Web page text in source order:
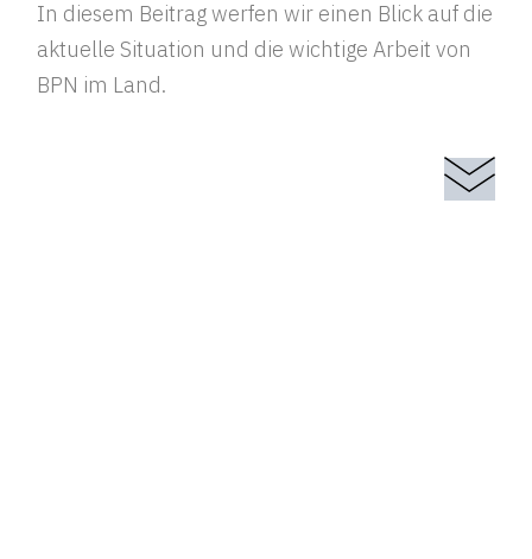
In diesem Beitrag werfen wir einen Blick auf die
aktuelle Situation und die wichtige Arbeit von
BPN im Land.